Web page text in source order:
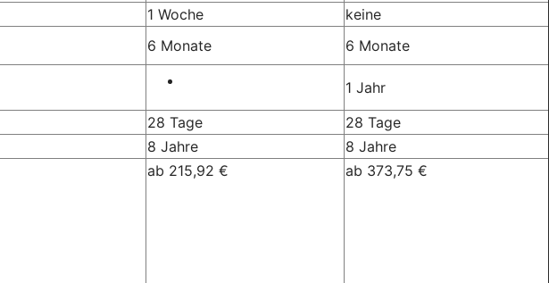
1 Woche
keine
6 Monate
6 Monate
1 Jahr
28 Tage
28 Tage
8 Jahre
8 Jahre
ab 215,92 € ab 373,75 €